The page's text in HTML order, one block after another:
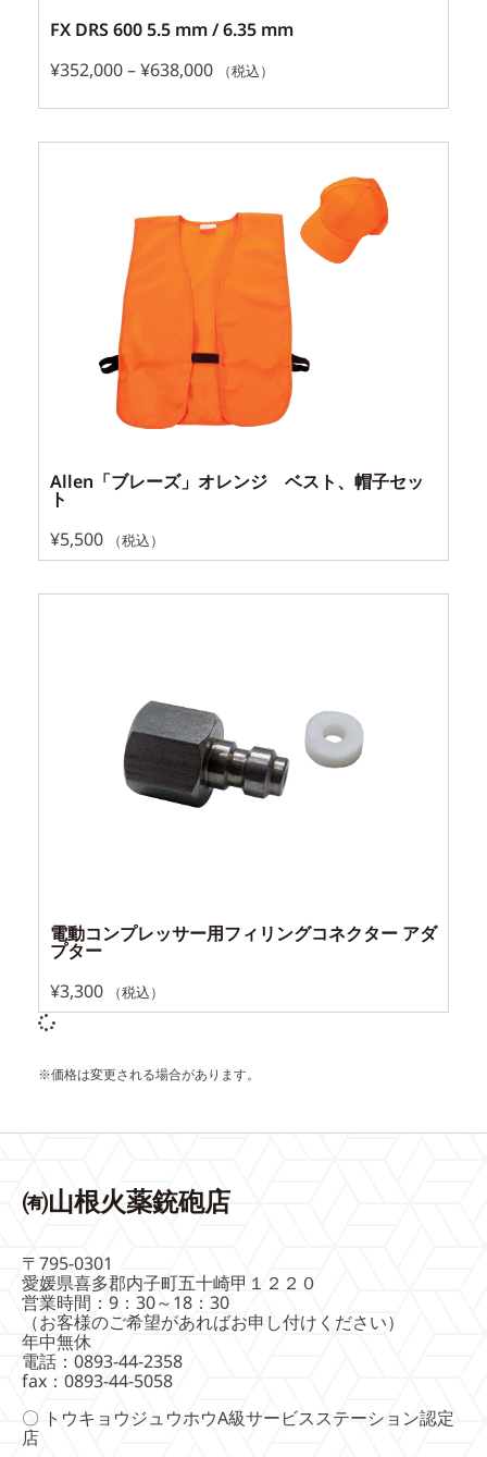
FX DRS 600 5.5 mm / 6.35 mm
¥352,000–¥638,000 （税込）
Allen「ブレーズ」オレンジ ベスト、帽子セッ
ト
¥5,500 （税込）
電動コンプレッサー用フィリングコネクター アダ
プター
¥3,300 （税込）
※価格は変更される場合があります。
㈲山根火薬銃砲店
〒795-0301
愛媛県喜多郡内子町五十崎甲１２２０
営業時間：9：30～18：30
（お客様のご希望があればお申し付けください）
年中無休
電話：0893-44-2358
fax：0893-44-5058
〇 トウキョウジュウホウA級サービスステーション認定
店